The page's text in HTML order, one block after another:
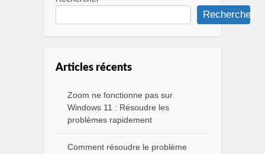
Rechercher
Articles récents
Zoom ne fonctionne pas sur
Windows 11 : Résoudre les
problèmes rapidement
Comment résoudre le problème